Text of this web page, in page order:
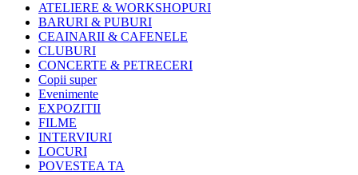
ATELIERE & WORKSHOPURI
BARURI & PUBURI
CEAINARII & CAFENELE
CLUBURI
CONCERTE & PETRECERI
Copii super
Evenimente
EXPOZITII
FILME
INTERVIURI
LOCURI
POVESTEA TA